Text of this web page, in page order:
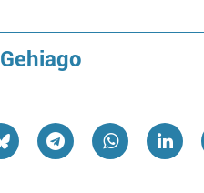
Gehiago